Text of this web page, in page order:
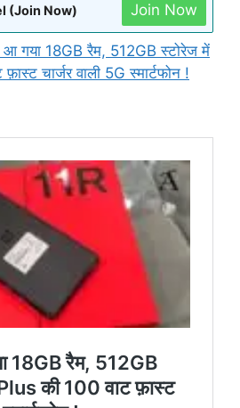
(Join Now) Join Now
गया 18GB रैम, 512GB स्टोरेज में
चार्जर वाली 5G स्मार्टफोन !